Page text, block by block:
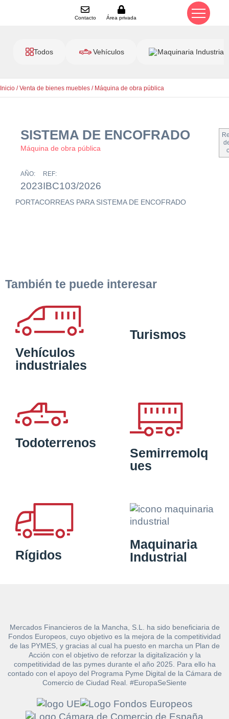
Contacto Área privada
Todos Vehículos Maquinaria Industrial
Inicio /Venta de bienes muebles / Máquina de obra pública
SISTEMA DE ENCOFRADO
Máquina de obra pública
AÑO:
2023
REF:
IBC103/2026
PORTACORREAS PARA SISTEMA DE ENCOFRADO
También te puede interesar
Vehículos
industriales
Turismos
Todoterrenos
Semirremolq
ues
Rígidos
Maquinaria
Industrial
Mercados Financieros de la Mancha, S.L. ha sido beneficiaria de
Fondos Europeos, cuyo objetivo es la mejora de la competitividad
de las PYMES, y gracias al cual ha puesto en marcha un Plan de
Acción con el objetivo de reforzar la digitalización y la
competitividad de las pymes durante el año 2025. Para ello ha
contado con el apoyo del Programa Pyme Digital de la Cámara de
Comercio de Ciudad Real. #EuropaSeSiente